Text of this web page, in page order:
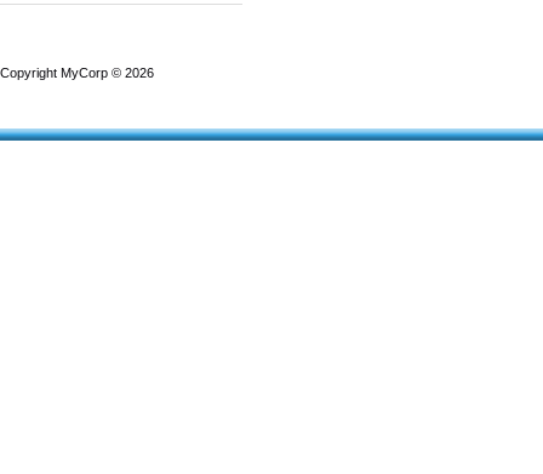
Copyright MyCorp © 2026